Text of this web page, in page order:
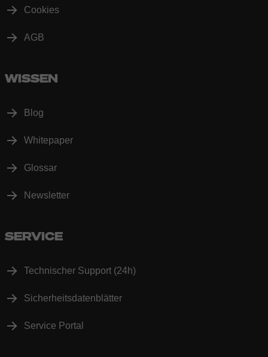
Cookies
AGB
WISSEN
Blog
Whitepaper
Glossar
Newsletter
SERVICE
Technischer Support (24h)
Sicherheitsdatenblätter
Service Portal